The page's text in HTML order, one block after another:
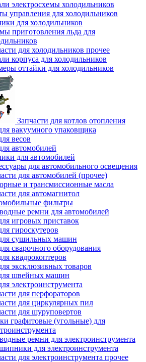
электросхемы холодильников
управления для холодильников
для холодильников
приготовления льда для
для холодильников прочее
корпуса для холодильников
оттайки для холодильников
Запчасти для котлов отопления
вакуумного упаковщика
весов
автомобилей
для автомобилей
для автомобильного освещения
для автомобилей (прочее)
и трансмиссионные масла
для автомагнитол
фильтры
ремни для автомобилей
игровых приставок
гироскутеров
сушильных машин
сварочного оборудования
квадрокоптеров
эксклюзивных товаров
швейных машин
электроинструмента
для перфораторов
для циркулярных пил
для шуруповертов
графитовые (угольные) для
ремни для электроинструмента
для электроинструмента
для электроинструмента прочее